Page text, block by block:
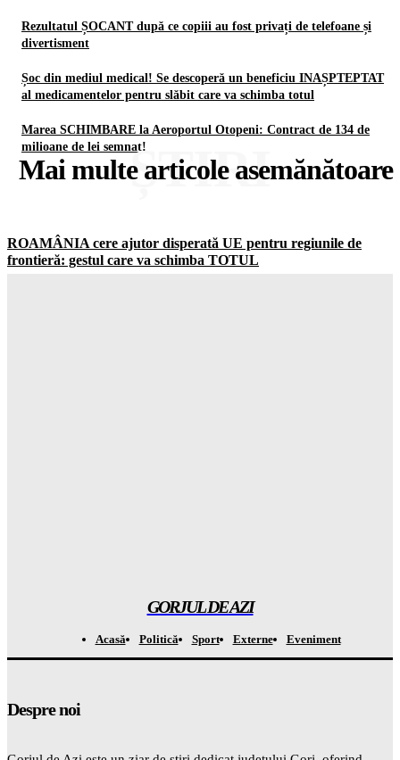
Rezultatul ȘOCANT după ce copiii au fost privați de telefoane și
divertisment
Șoc din mediul medical! Se descoperă un beneficiu INAȘPTEPTAT
al medicamentelor pentru slăbit care va schimba totul
Marea SCHIMBARE la Aeroportul Otopeni: Contract de 134 de
milioane de lei semnat!
Mai multe articole asemănătoare
ȘTIRI
ROAMÂNIA cere ajutor disperată UE pentru regiunile de
frontieră: gestul care va schimba TOTUL
GORJUL DE AZI
Acasă Politică Sport Externe Eveniment
Despre noi